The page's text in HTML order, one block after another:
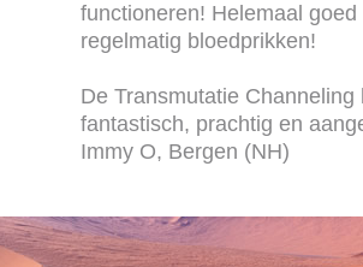
functioneren! Helemaal
regelmatig bloedprikken!
De Transmutatie
fantastisch, prachtig en
Immy O, Bergen (NH)